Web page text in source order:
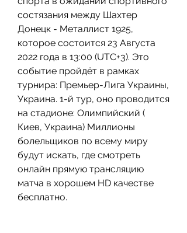
состязания между Шахтер
Донецк - Металлист 1925,
которое состоится 23 Августа
2022 года в 13:00 (UTC+3). Это
событие пройдёт в рамках
турнира: Премьер-Лига Украины,
Украина. 1-й тур, оно проводится
на стадионе: Олимпийский (
Киев, Украина) Миллионы
болельщиков по всему миру
будут искать, где смотреть
онлайн прямую трансляцию
матча в хорошем HD качестве
бесплатно.